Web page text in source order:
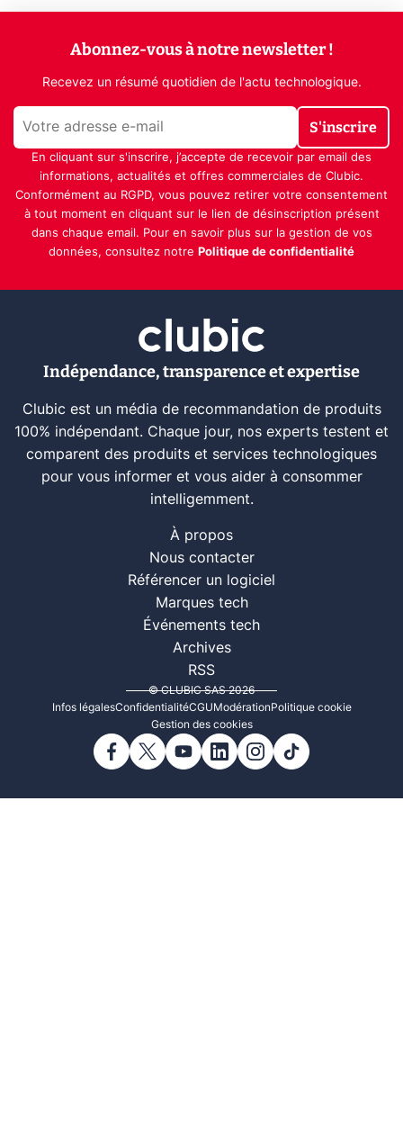
Abonnez-vous à notre newsletter !
Recevez un résumé quotidien de l'actu technologique.
S'inscrire
En cliquant sur s'inscrire, j’accepte de recevoir par email des
informations, actualités et offres commerciales de Clubic.
Conformément au RGPD, vous pouvez retirer votre consentement
à tout moment en cliquant sur le lien de désinscription présent
dans chaque email. Pour en savoir plus sur la gestion de vos
données, consultez notre Politique de confidentialité
Indépendance, transparence et expertise
Clubic est un média de recommandation de produits
100% indépendant. Chaque jour, nos experts testent et
comparent des produits et services technologiques
pour vous informer et vous aider à consommer
intelligemment.
À propos
Nous contacter
Référencer un logiciel
Marques tech
Événements tech
Archives
RSS
© CLUBIC SAS 2026
Infos légalesConfidentialitéCGUModérationPolitique cookie
Gestion des cookies